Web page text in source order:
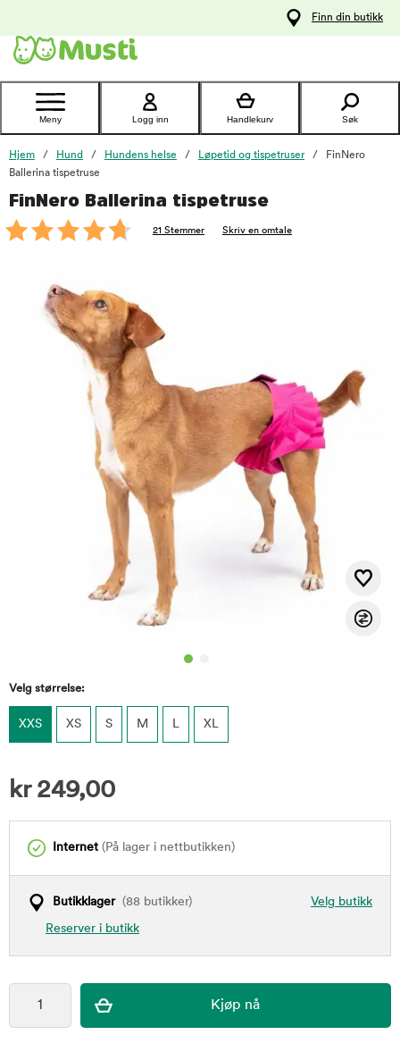
Kontakt
kundeservice
Finn din butikk
Meny Logg inn Handlekurv Søk
Hjem Hund Hundens helse Løpetid og tispetruser
FinNero
Ballerina tispetruse
FinNero Ballerina tispetruse
21 Stemmer Skriv en omtale
Velg størrelse:
XXS XS S M L XL
kr 249,00
Internet (På lager i nettbutikken)
Velg butikk
Butikklager(88 butikker)
Reserver i butikk
foo